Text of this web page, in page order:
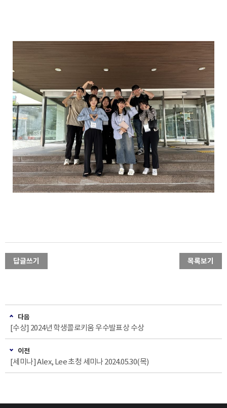
답글쓰기 목록보기
다음
[수상] 2024년 학생콜로키움 우수발표상 수상
이전
[세미나] Alex, Lee 초청 세미나 2024.05.30(목)